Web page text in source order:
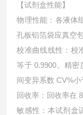
【试剂盒性能】
物理性能：各液体
孔板铝箔袋应真空
校准曲线线性：校
等于 0.9900。精
间变异系数 CV%小
回收率：回收率在
敏感性：本试剂盒